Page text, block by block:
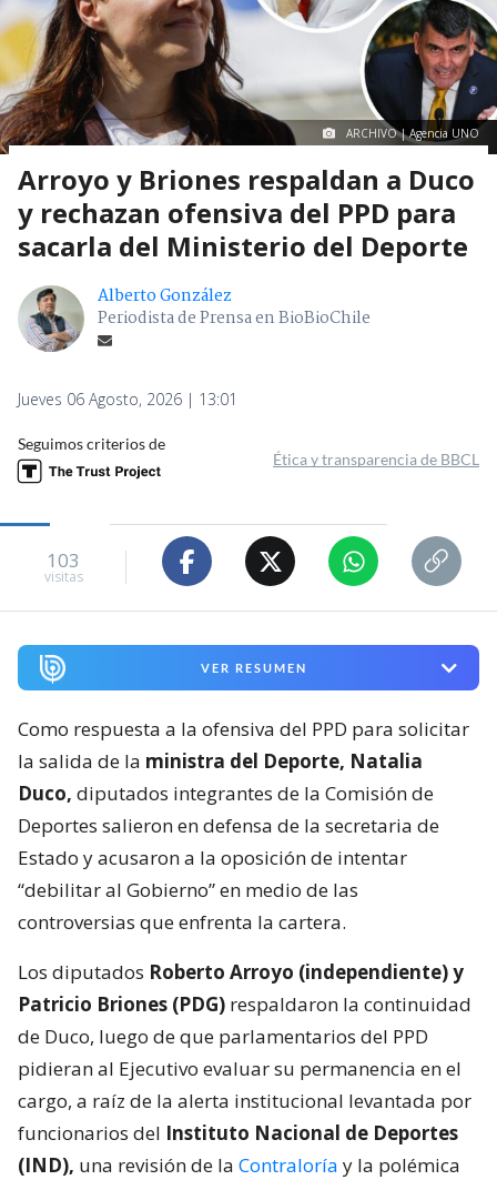
ARCHIVO | Agencia UNO
Arroyo y Briones respaldan a Duco
y rechazan ofensiva del PPD para
sacarla del Ministerio del Deporte
Alberto González
Periodista de Prensa en BioBioChile
Jueves 06 Agosto, 2026 | 13:01
Seguimos criterios de
Ética y transparencia de BBCL
103
visitas
VER RESUMEN
Como respuesta a la ofensiva del PPD para solicitar
la salida de la ministra del Deporte, Natalia
Duco, diputados integrantes de la Comisión de
Deportes salieron en defensa de la secretaria de
Estado y acusaron a la oposición de intentar
“debilitar al Gobierno” en medio de las
controversias que enfrenta la cartera.
Los diputados Roberto Arroyo (independiente) y
Patricio Briones (PDG) respaldaron la continuidad
de Duco, luego de que parlamentarios del PPD
pidieran al Ejecutivo evaluar su permanencia en el
cargo, a raíz de la alerta institucional levantada por
funcionarios del Instituto Nacional de Deportes
(IND), una revisión de la Contraloría y la polémica